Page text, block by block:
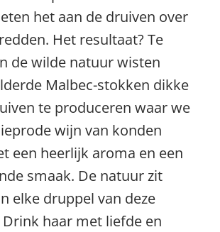
het aan de druiven over
Het resultaat? Te
de wilde natuur wisten
Malbec-stokken dikke
te produceren waar we
wijn van konden
een heerlijk aroma en een
smaak. De natuur zit
elke druppel van deze
haar met liefde en